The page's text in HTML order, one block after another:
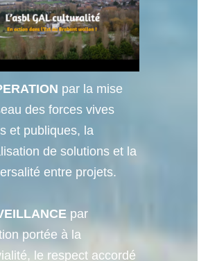
par la mise
des forces vives
et publiques, la
de solutions et la
entre projets.
par
portée à la
le respect accordé